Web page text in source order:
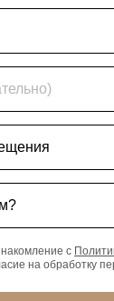
с
на обработку